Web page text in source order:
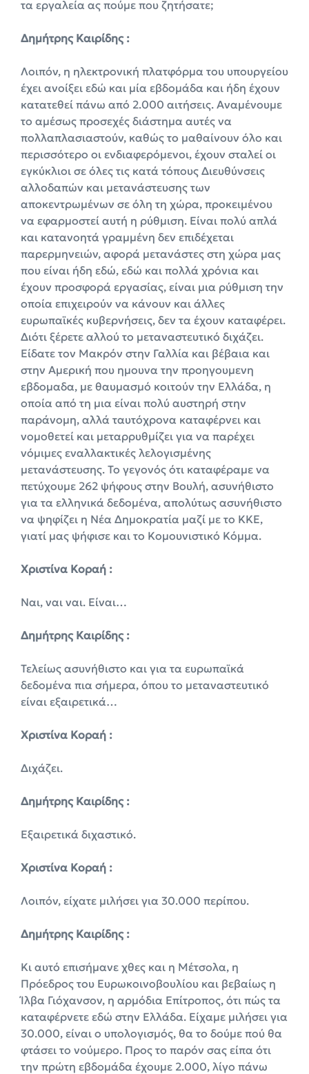
τα εργαλεία ας πούμε που ζητήσατε;
Δημήτρης Καιρίδης :
Λοιπόν, η ηλεκτρονική πλατφόρμα του υπουργείου
έχει ανοίξει εδώ και μία εβδομάδα και ήδη έχουν
κατατεθεί πάνω από 2.000 αιτήσεις. Αναμένουμε
το αμέσως προσεχές διάστημα αυτές να
πολλαπλασιαστούν, καθώς το μαθαίνουν όλο και
περισσότερο οι ενδιαφερόμενοι, έχουν σταλεί οι
εγκύκλιοι σε όλες τις κατά τόπους Διευθύνσεις
αλλοδαπών και μετανάστευσης των
αποκεντρωμένων σε όλη τη χώρα, προκειμένου
να εφαρμοστεί αυτή η ρύθμιση. Είναι πολύ απλά
και κατανοητά γραμμένη δεν επιδέχεται
παρερμηνειών, αφορά μετανάστες στη χώρα μας
που είναι ήδη εδώ, εδώ και πολλά χρόνια και
έχουν προσφορά εργασίας, είναι μια ρύθμιση την
οποία επιχειρούν να κάνουν και άλλες
ευρωπαϊκές κυβερνήσεις, δεν τα έχουν καταφέρει.
Διότι ξέρετε αλλού το μεταναστευτικό διχάζει.
Είδατε τον Μακρόν στην Γαλλία και βέβαια και
στην Αμερική που ημουνα την προηγουμενη
εβδομαδα, με θαυμασμό κοιτούν την Ελλάδα, η
οποία από τη μια είναι πολύ αυστηρή στην
παράνομη, αλλά ταυτόχρονα καταφέρνει και
νομοθετεί και μεταρρυθμίζει για να παρέχει
νόμιμες εναλλακτικές λελογισμένης
μετανάστευσης. Το γεγονός ότι καταφέραμε να
πετύχουμε 262 ψήφους στην Βουλή, ασυνήθιστο
για τα ελληνικά δεδομένα, απολύτως ασυνήθιστο
να ψηφίζει η Νέα Δημοκρατία μαζί με το ΚΚΕ,
γιατί μας ψήφισε και το Κομουνιστικό Κόμμα.
Χριστίνα Κοραή :
Ναι, ναι ναι. Είναι…
Δημήτρης Καιρίδης :
Τελείως ασυνήθιστο και για τα ευρωπαϊκά
δεδομένα πια σήμερα, όπου το μεταναστευτικό
είναι εξαιρετικά…
Χριστίνα Κοραή :
Διχάζει.
Δημήτρης Καιρίδης :
Εξαιρετικά διχαστικό.
Χριστίνα Κοραή :
Λοιπόν, είχατε μιλήσει για 30.000 περίπου.
Δημήτρης Καιρίδης :
Κι αυτό επισήμανε χθες και η Μέτσολα, η
Πρόεδρος του Ευρωκοινοβουλίου και βεβαίως η
Ίλβα Γιόχανσον, η αρμόδια Επίτροπος, ότι πώς τα
καταφέρνετε εδώ στην Ελλάδα. Είχαμε μιλήσει για
30.000, είναι ο υπολογισμός, θα το δούμε πού θα
φτάσει το νούμερο. Προς το παρόν σας είπα ότι
την πρώτη εβδομάδα έχουμε 2.000, λίγο πάνω